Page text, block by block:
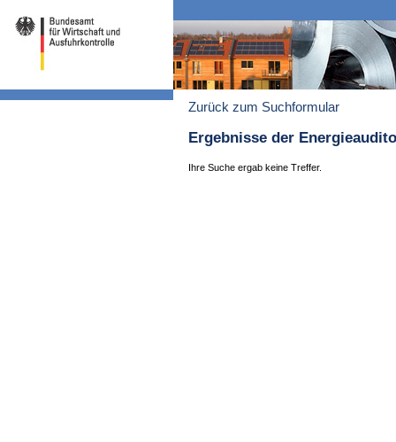
Zurück zum Suchformular
Ergebnisse der
Ihre Suche ergab keine Treffer.